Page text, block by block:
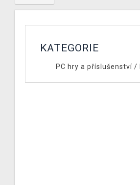
KATEGORIE
PC hry a příslušenství/